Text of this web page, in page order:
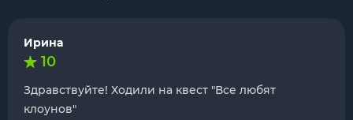
Ирина
10
Здравствуйте! Ходили на квест "Все любят
клоунов"